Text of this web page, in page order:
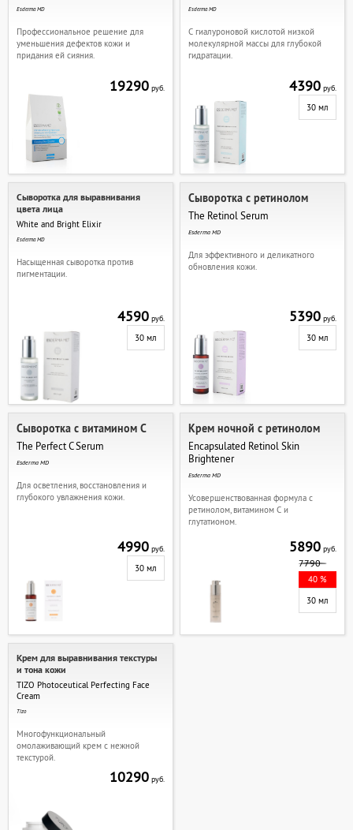
Esderma MD
Профессиональное решение для
уменьшения дефектов кожи и
придания ей сияния.
19290руб.
Esderma MD
С гиалуроновой кислотой низкой
молекулярной массы для глубокой
гидратации.
4390руб.
30 мл
Сыворотка для выравнивания
цвета лица
White and Bright Elixir
Esderma MD
Насыщенная сыворотка против
пигментации.
4590руб.
30 мл
Сыворотка с ретинолом
The Retinol Serum
Esderma MD
Для эффективного и деликатного
обновления кожи.
5390руб.
30 мл
Сыворотка с витамином С
The Perfect C Serum
Esderma MD
Для осветления, восстановления и
глубокого увлажнения кожи.
4990руб.
30 мл
Крем ночной с ретинолом
Encapsulated Retinol Skin
Brightener
Esderma MD
Усовершенствованная формула с
ретинолом, витамином С и
глутатионом.
5890руб.
7790
40 %
30 мл
Крем для выравнивания текстуры
и тона кожи
TIZO Photoceutical Perfecting Face
Cream
Tizo
Многофункциональный
омолаживающий крем с нежной
текстурой.
10290руб.